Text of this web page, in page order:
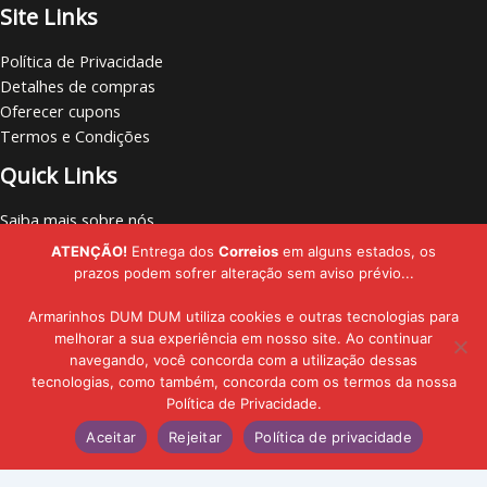
Adicionar ao carrinho
Site Links
Política de Privacidade
Detalhes de compras
Oferecer cupons
Termos e Condições
Quick Links
Saiba mais sobre nós
Loja de visita
Vamos nos conectar
Copyright © - 2019 - 2026 | Armarinhos DUM DUM | Todos os Direitos
Reservados
ATENÇÃO! Entrega dos Correios em alguns estados, os
prazos podem sofrer alteração sem aviso prévio...
Armarinhos DUM DUM utiliza cookies e outras tecnologias para
melhorar a sua experiência em nosso site. Ao continuar
navegando, você concorda com a utilização dessas
tecnologias, como também, concorda com os termos da nossa
Política de Privacidade.
Aceitar
Rejeitar Política de privacidade